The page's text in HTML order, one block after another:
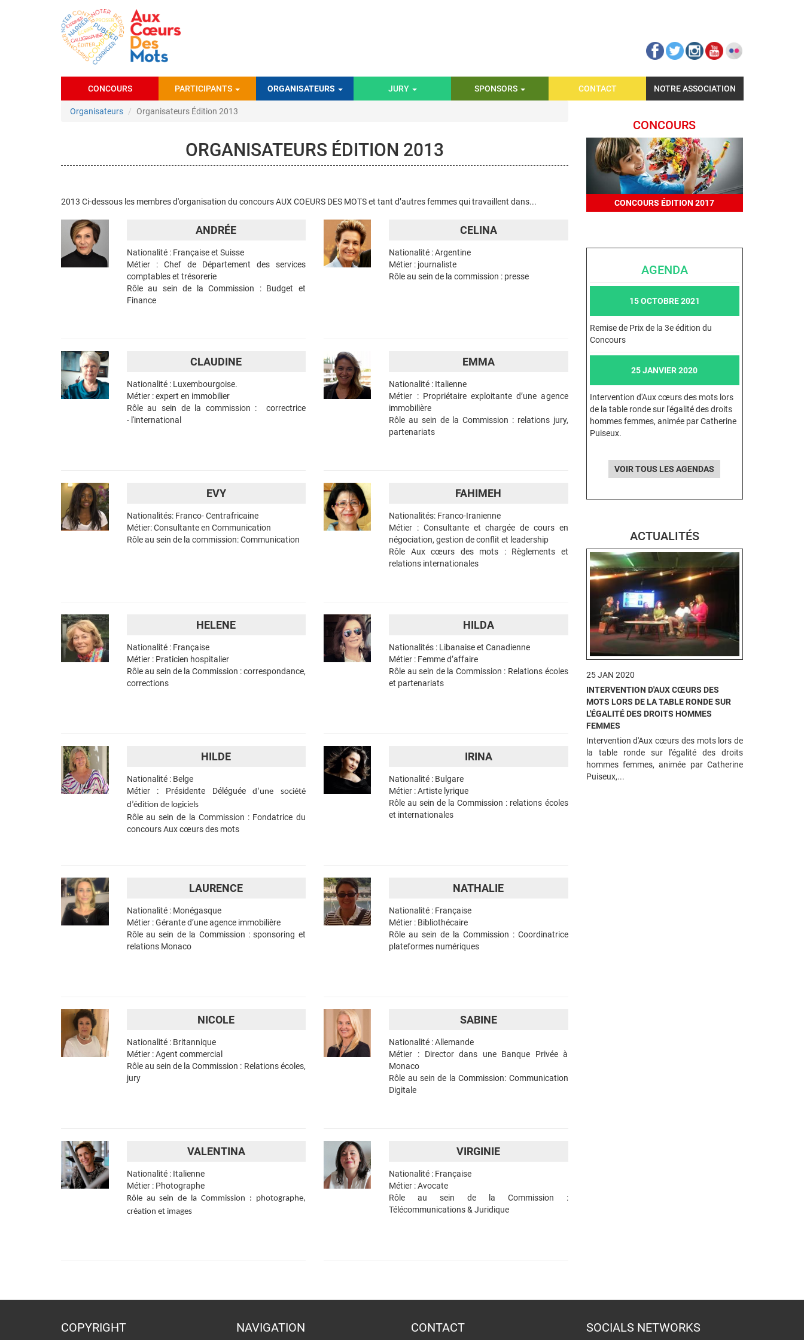
CONCOURS PARTICIPANTS ORGANISATEURS JURY SPONSORS CONTACT NOTRE ASSOCIATION
Organisateurs Organisateurs Édition 2013
ORGANISATEURS ÉDITION 2013
2013 Ci-dessous les membres d'organisation du concours AUX COEURS DES MOTS et tant d’autres femmes qui travaillent dans...
ANDRÉE
Nationalité : Française et Suisse
Métier : Chef de Département des services
comptables et trésorerie
Rôle au sein de la Commission : Budget et
Finance
CELINA
Nationalité : Argentine
Métier : journaliste
Rôle au sein de la commission : presse
CLAUDINE
Nationalité : Luxembourgoise.
Métier : expert en immobilier
Rôle au sein de la commission : correctrice
- l'international
EMMA
Nationalité : Italienne
Métier : Propriétaire exploitante d’une agence
immobilière
Rôle au sein de la Commission : relations jury,
partenariats
EVY
Nationalités: Franco- Centrafricaine
Métier: Consultante en Communication
Rôle au sein de la commission: Communication
FAHIMEH
Nationalités: Franco-Iranienne
Métier : Consultante et chargée de cours en
négociation, gestion de conflit et leadership
Rôle Aux cœurs des mots : Règlements et
relations internationales
HELENE
Nationalité : Française
Métier : Praticien hospitalier
Rôle au sein de la Commission : correspondance,
corrections
HILDA
Nationalités : Libanaise et Canadienne
Métier : Femme d’affaire
Rôle au sein de la Commission : Relations écoles
et partenariats
HILDE
Nationalité : Belge
Métier : Présidente Déléguéed’une société
d’édition de logiciels
Rôle au sein de la Commission : Fondatrice du
concours Aux cœurs des mots
IRINA
Nationalité : Bulgare
Métier : Artiste lyrique
Rôle au sein de la Commission : relations écoles
et internationales
LAURENCE
Nationalité : Monégasque
Métier : Gérante d’une agence immobilière
Rôle au sein de la Commission : sponsoring et
relations Monaco
NATHALIE
Nationalité : Française
Métier : Bibliothécaire
Rôle au sein de la Commission : Coordinatrice
plateformes numériques
NICOLE
Nationalité : Britannique
Métier : Agent commercial
Rôle au sein de la Commission : Relations écoles,
jury
SABINE
Nationalité : Allemande
Métier : Director dans une Banque Privée à
Monaco
Rôle au sein de la Commission: Communication
Digitale
VALENTINA
Nationalité : Italienne
Métier : Photographe
Rôle au sein de la Commission : photographe,
création et images
VIRGINIE
Nationalité : Française
Métier : Avocate
Rôle au sein de la Commission :
Télécommunications & Juridique
CONCOURS
CONCOURS ÉDITION 2017
AGENDA
15 OCTOBRE 2021
Remise de Prix de la 3e édition du
Concours
25 JANVIER 2020
Intervention d'Aux cœurs des mots lors
de la table ronde sur l'égalité des droits
hommes femmes, animée par Catherine
Puiseux.
VOIR TOUS LES AGENDAS
ACTUALITÉS
25 JAN 2020
INTERVENTION D'AUX CŒURS DES
MOTS LORS DE LA TABLE RONDE SUR
L'ÉGALITÉ DES DROITS HOMMES
FEMMES
Intervention d'Aux cœurs des mots lors de
la table ronde sur l'égalité des droits
hommes femmes, animée par Catherine
Puiseux,...
COPYRIGHT NAVIGATION CONTACT SOCIALS NETWORKS